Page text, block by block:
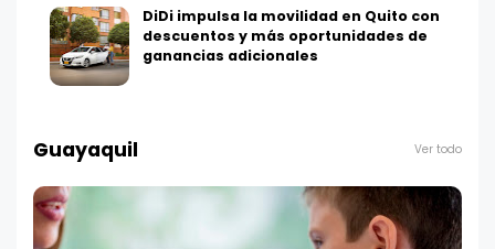
DiDi impulsa la movilidad en Quito con
descuentos y más oportunidades de
ganancias adicionales
Guayaquil Ver todo